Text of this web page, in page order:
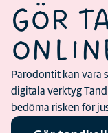
GÖR
Parodontit kan vara
digitala verktyg
bedöma risken för